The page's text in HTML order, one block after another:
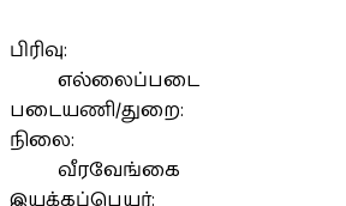
பிரிவு:
எல்லைப்படை
படையணி/துறை:
நிலை:
வீரவேங்கை